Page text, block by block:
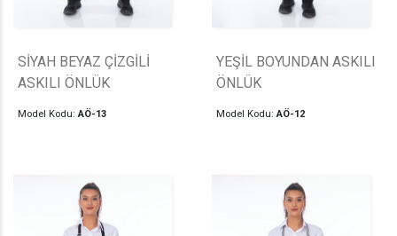
SİYAH BEYAZ ÇİZGİLİ
ASKILI ÖNLÜK
Model Kodu:AÖ-13
YEŞİL BOYUNDAN ASKILI
ÖNLÜK
Model Kodu:AÖ-12